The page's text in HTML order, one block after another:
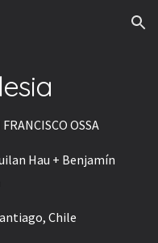
Skip to navigation
OSSA
Hau + Benjamín
Chile